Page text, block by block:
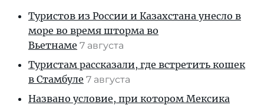
Туристов из России и Казахстана унесло в
море во время шторма во
Вьетнаме 7 августа
Туристам рассказали, где встретить кошек
в Стамбуле 7 августа
Названо условие, при котором Мексика